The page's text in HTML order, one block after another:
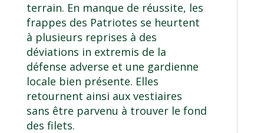
terrain. En manque de réussite, les
frappes des Patriotes se heurtent
à plusieurs reprises à des
déviations in extremis de la
défense adverse et une gardienne
locale bien présente. Elles
retournent ainsi aux vestiaires
sans être parvenu à trouver le fond
des filets.